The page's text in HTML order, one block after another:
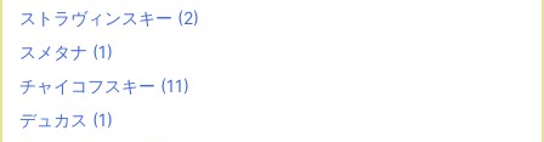
ストラヴィンスキー (2)
スメタナ (1)
チャイコフスキー (11)
デュカス (1)